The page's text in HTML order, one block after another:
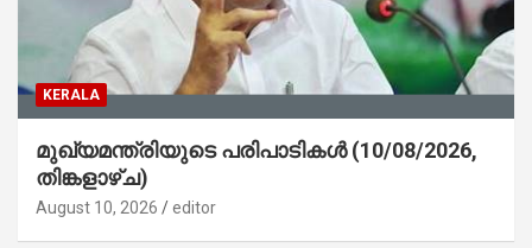
KERALA
മുഖ്യമന്ത്രിയുടെ പരിപാടികൾ (10/08/2026,
തിങ്കളാഴ്ച)
August 10, 2026 editor